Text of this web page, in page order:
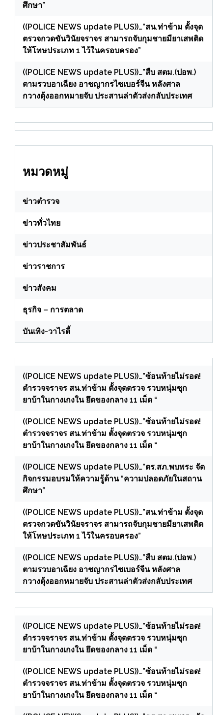
ศึกษา”
((POLICE NEWS update PLUS))…”สน.ท่าข้าม ตั้งจุด
ตรวจกวดขันวินัยจราจร สามารถจับกุมชายมียาเสพติด
ให้โทษประเภท 1 ไว้ในครอบครอง”
((POLICE NEWS update PLUS))…”สืบ สตม.(ปอพ.)
ตามรวบอาเฉียง อาชญากรไซเบอร์จีน หลังศาล
กวางตุ้งออกหมายจับ ประสานล่าตัวส่งกลับประเทศ
หมวดหมู่
ข่าวตำรวจ
ข่าวทั่วไทย
ข่าวประชาสัมพันธ์
ข่าวราชการ
ข่าวสังคม
ธุรกิจ – การตลาด
บันเทิง-วาไรตี้
((POLICE NEWS update PLUS))…”ซ้อนท้ายไม่รอด!
ตำรวจจราจร สน.ท่าข้าม ตั้งจุดตรวจ รวบหนุ่มซุก
ยาบ้าในกางเกงใน ยึดของกลาง 11 เม็ด “
((POLICE NEWS update PLUS))…”ซ้อนท้ายไม่รอด!
ตำรวจจราจร สน.ท่าข้าม ตั้งจุดตรวจ รวบหนุ่มซุก
ยาบ้าในกางเกงใน ยึดของกลาง 11 เม็ด “
((POLICE NEWS update PLUS))…”ตร.สภ.พบพระ จัด
กิจกรรมอบรมให้ความรู้ด้าน “ความปลอดภัยในสถาน
ศึกษา”
((POLICE NEWS update PLUS))…”สน.ท่าข้าม ตั้งจุด
ตรวจกวดขันวินัยจราจร สามารถจับกุมชายมียาเสพติด
ให้โทษประเภท 1 ไว้ในครอบครอง”
((POLICE NEWS update PLUS))…”สืบ สตม.(ปอพ.)
ตามรวบอาเฉียง อาชญากรไซเบอร์จีน หลังศาล
กวางตุ้งออกหมายจับ ประสานล่าตัวส่งกลับประเทศ
((POLICE NEWS update PLUS))…”ซ้อนท้ายไม่รอด!
ตำรวจจราจร สน.ท่าข้าม ตั้งจุดตรวจ รวบหนุ่มซุก
ยาบ้าในกางเกงใน ยึดของกลาง 11 เม็ด “
((POLICE NEWS update PLUS))…”ซ้อนท้ายไม่รอด!
ตำรวจจราจร สน.ท่าข้าม ตั้งจุดตรวจ รวบหนุ่มซุก
ยาบ้าในกางเกงใน ยึดของกลาง 11 เม็ด “